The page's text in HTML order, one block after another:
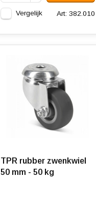
Vergelijk Art: 382.010
TPR rubber zwenkwiel
50 mm - 50 kg